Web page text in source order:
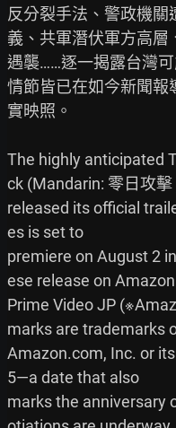
反分裂手法、警政機
義、共軍潛伏軍方高層
遇襲……逐一揭露台灣
情節皆已在如今新聞報
實映照。
The highly anticipated
ck (Mandarin: 零日攻擊
released its official
es is set to
premiere on August 2
ese release on Amazon
Prime Video JP
marks are trademarks
Amazon.com, Inc. or
5—a date that also
marks the anniversary